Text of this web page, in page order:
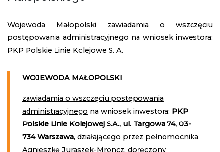
Wojewoda Małopolski zawiadamia o wszczęciu
postępowania administracyjnego na wniosek inwestora:
PKP Polskie Linie Kolejowe S. A.
WOJEWODA MAŁOPOLSKI
zawiadamia o wszczęciu postępowania
administracyjnego na wniosek inwestora: PKP
Polskie Linie Kolejowej S.A., ul. Targowa 74, 03-
734 Warszawa, działającego przez pełnomocnika
Agnieszkę Juraszek-Mroncz, doręczony